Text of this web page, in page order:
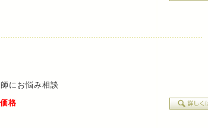
にお悩み相談
格